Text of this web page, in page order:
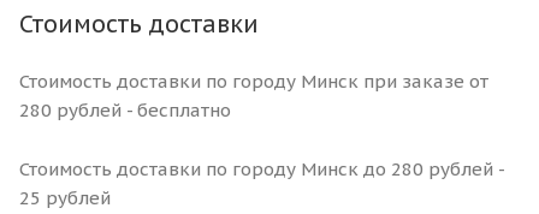
Стоимость доставки
Стоимость доставки по городу Минск при заказе от
280 рублей - бесплатно
Стоимость доставки по городу Минск до 280 рублей -
25 рублей